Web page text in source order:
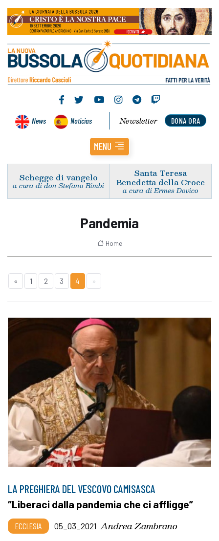
News Noticias DONA ORA
Newsletter
MENU
Schegge di vangelo
a cura di don Stefano Bimbi
Santa Teresa
Benedetta della Croce
a cura di Ermes Dovico
Pandemia
Home
« 1 2 3 4 »
LA PREGHIERA DEL VESCOVO CAMISASCA
“Liberaci dalla pandemia che ci affligge”
ECCLESIA 05_03_2021 Andrea Zambrano